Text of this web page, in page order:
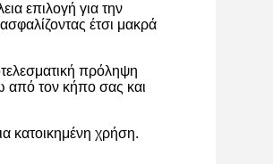
επιλογή για την
έτσι μακρά
πρόληψη
από τον κήπο σας και
κατοικημένη χρήση.